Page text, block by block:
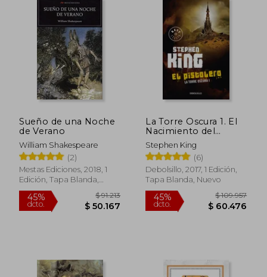
$ 34.373
Sueño de una Noche
de Verano
William Shakespeare
(2)
Mestas Ediciones, 2018, 1
Edición, Tapa Blanda,
Nuevo
La Torre Oscura 1. El
Nacimiento del
Pistolero
Stephen King
(6)
Debolsillo, 2017, 1 Edición,
Tapa Blanda, Nuevo